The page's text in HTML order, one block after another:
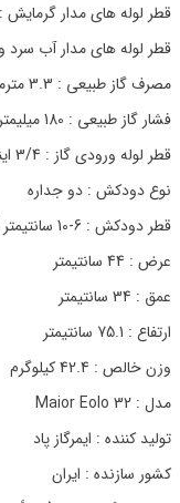
قطر لوله های مدار گرمایش : 3/4 اینچ
قطر لوله های مدار آب سرد و گرم :
مصرف گاز طبیعی : 3.3 مترمکعب در ساعت
فشار گاز طبیعی : 180 میلیمتر ستون آب
قطر لوله ورودی گاز : 3/4 اینچ
نوع دودکش : دو جداره
قطر دودکش : 6-10 سانتیمتر (کواکسیال)
عرض : 44 سانتیمتر
عمق : 34 سانتیمتر
ارتفاع : 75.1 سانتیمتر
وزن خالص : 42.4 کیلوگرم
مدل : Maior Eolo 32
تولید کننده : ایمرگاز پاد
کشور سازنده : ایران